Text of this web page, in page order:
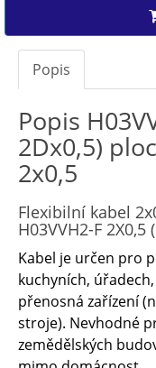
Popis
Popis
2Dx0,5)
2x0,5
Flexibilní kabel
H03VVH2-F 2X0,5
Kabel je určen pro
kuchyních,
přenosná zařízení
stroje). Nevhodné
zemědělských